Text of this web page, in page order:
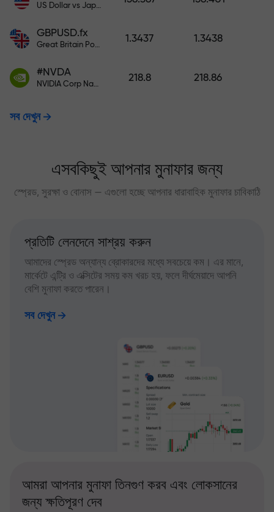
US Dollar vs Japanese Yen
GBPUSD.fx
Great Britain Pound vs US Dollar
1.3437 1.3438
#NVDA
NVIDIA Corp Nasdaq Stock Exchange (Nasdaq) USD
218.8 218.86
সব দেখুন
এসবকিছুই আপনার মুনাফার জন্য
স্প্রেড, সুরক্ষা ও বোনাস — এগুলো হচ্ছে আপনার ধারাবাহিক মুনাফার চাবিকাঠি
প্রতিটি লেনদেনে সাশ্রয় করুন
আমাদের স্প্রেড অন্যান্য ব্রোকারদের মধ্যে সবচেয়ে কম। এর মানে,
মার্কেটে এন্ট্রি ও এক্সিটের সময় কম খরচ হয়, ফলে দীর্ঘমেয়াদে আপনি
বেশি মুনাফা করতে পারেন।
সব দেখুন
আমরা আপনার মুনাফা তিনগুণ করব এবং লোকসানের
জন্য ক্ষতিপূরণ দেব